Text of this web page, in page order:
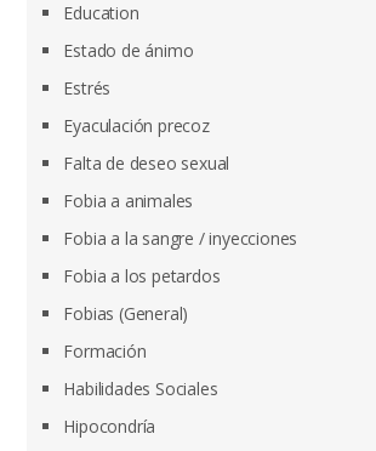
Education
Estado de ánimo
Estrés
Eyaculación precoz
Falta de deseo sexual
Fobia a animales
Fobia a la sangre / inyecciones
Fobia a los petardos
Fobias (General)
Formación
Habilidades Sociales
Hipocondría